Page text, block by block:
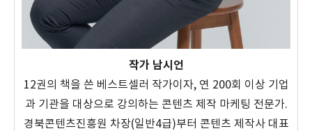
작가 남시언
12권의 책을 쓴 베스트셀러 작가이자, 연 200회 이상 기업
과 기관을 대상으로 강의하는 콘텐츠 제작 마케팅 전문가.
경북콘텐츠진흥원 차장(일반4급)부터 콘텐츠 제작사 대표